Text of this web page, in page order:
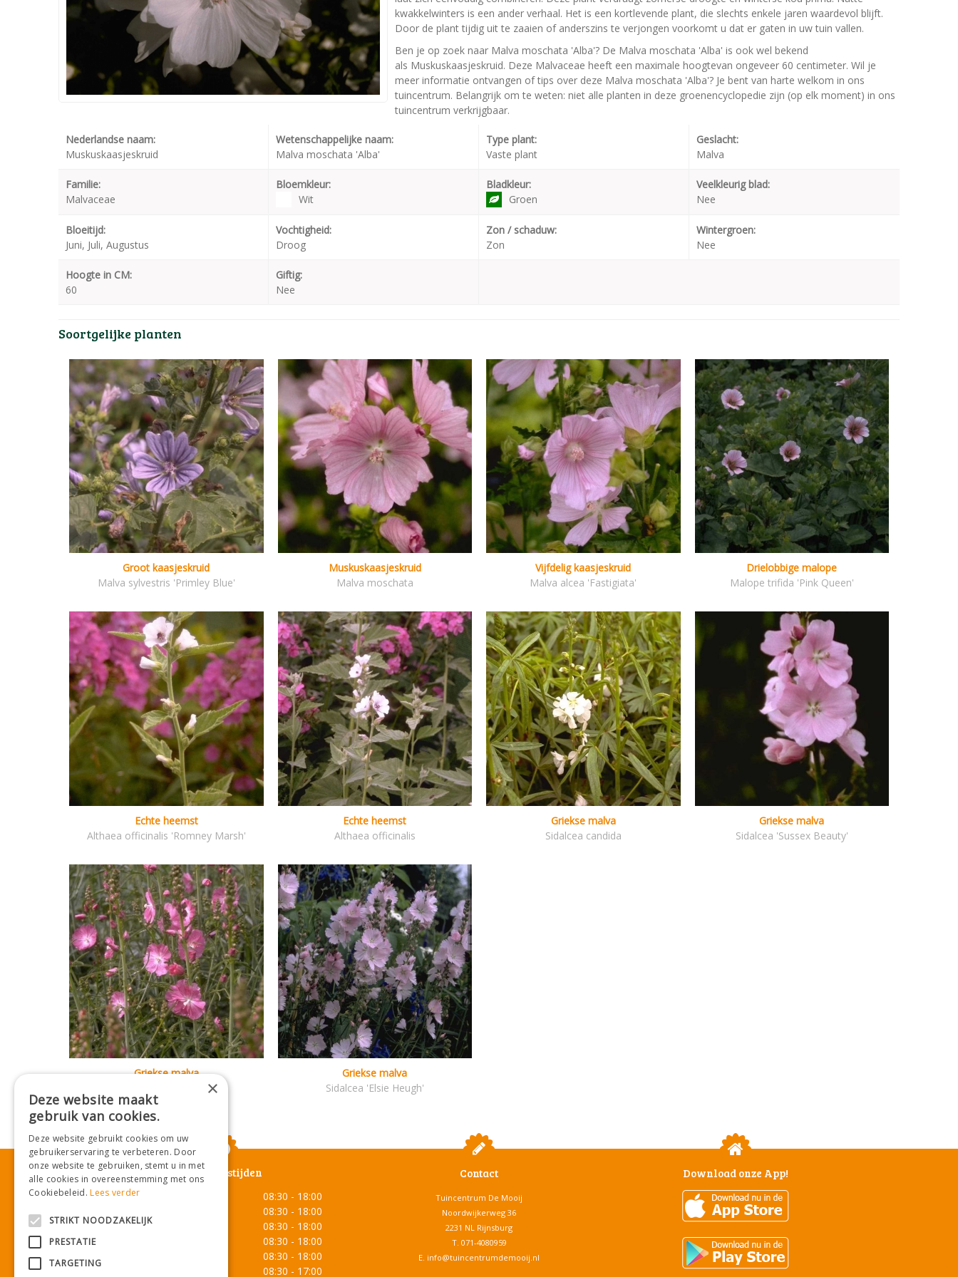
kwakkelwinters is een ander verhaal. Het is een kortlevende plant, die slechts enkele jaren waardevol blijft.
Door de plant tijdig uit te zaaien of anderszins te verjongen voorkomt u dat er gaten in uw tuin vallen.
Ben je op zoek naar Malva moschata 'Alba'? De Malva moschata 'Alba' is ook wel bekend
als Muskuskaasjeskruid. Deze Malvaceae heeft een maximale hoogtevan ongeveer 60 centimeter. Wil je
meer informatie ontvangen of tips over deze Malva moschata 'Alba'? Je bent van harte welkom in ons
tuincentrum. Belangrijk om te weten: niet alle planten in deze groenencyclopedie zijn (op elk moment) in ons
tuincentrum verkrijgbaar.
Nederlandse naam:
Muskuskaasjeskruid
Wetenschappelijke naam:
Malva moschata 'Alba'
Type plant:
Vaste plant
Geslacht:
Malva
Familie:
Malvaceae
Bloemkleur:
Wit
Bladkleur:
Groen
Veelkleurig blad:
Nee
Bloeitijd:
Juni, Juli, Augustus
Vochtigheid:
Droog
Zon / schaduw:
Zon
Wintergroen:
Nee
Hoogte in CM:
60
Giftig:
Nee
Soortgelijke planten
Groot kaasjeskruid
Malva sylvestris 'Primley Blue'
Muskuskaasjeskruid
Malva moschata
Vijfdelig kaasjeskruid
Malva alcea 'Fastigiata'
Drielobbige malope
Malope trifida 'Pink Queen'
Echte heemst
Althaea officinalis 'Romney Marsh'
Echte heemst
Althaea officinalis
Griekse malva
Sidalcea candida
Griekse malva
Sidalcea 'Sussex Beauty'
Griekse malva
Sidalcea 'Rosy Gem'
Griekse malva
Sidalcea 'Elsie Heugh'
Openingstijden
Maandag
08:30 - 18:00
08:30 - 18:00
Woensdag
08:30 - 18:00
08:30 - 18:00
08:30 - 18:00
08:30 - 17:00
Contact
Tuincentrum De Mooij
Noordwijkerweg 36
2231 NL Rijnsburg
T. 071-4080959
E. info@tuincentrumdemooij.nl
Download onze App!
×
Deze website maakt
gebruik van cookies.
Deze website gebruikt cookies om uw
gebruikerservaring te verbeteren. Door
onze website te gebruiken, stemt u in met
alle cookies in overeenstemming met ons
Cookiebeleid.Lees verder
STRIKT NOODZAKELIJK
PRESTATIE
TARGETING